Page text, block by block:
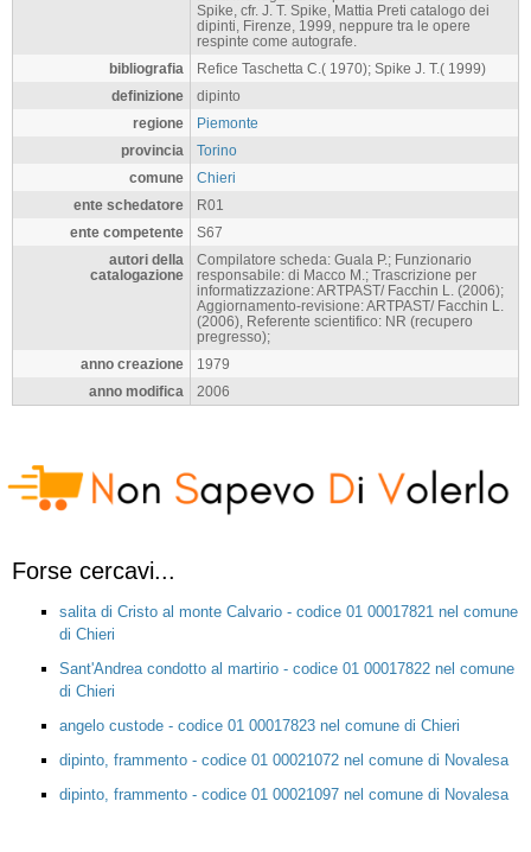
Spike, cfr. J. T. Spike, Mattia Preti catalogo dei
dipinti, Firenze, 1999, neppure tra le opere
respinte come autografe.
bibliografia
Refice Taschetta C.( 1970); Spike J. T.( 1999)
definizione
dipinto
regione
Piemonte
provincia
Torino
comune
Chieri
ente schedatore
R01
ente competente
S67
autori della
catalogazione
Compilatore scheda: Guala P.; Funzionario
responsabile: di Macco M.; Trascrizione per
informatizzazione: ARTPAST/ Facchin L. (2006);
Aggiornamento-revisione: ARTPAST/ Facchin L.
(2006), Referente scientifico: NR (recupero
pregresso);
anno creazione
1979
anno modifica
2006
Forse cercavi...
salita di Cristo al monte Calvario - codice 01 00017821 nel comune
di Chieri
Sant'Andrea condotto al martirio - codice 01 00017822 nel comune
di Chieri
angelo custode - codice 01 00017823 nel comune di Chieri
dipinto, frammento - codice 01 00021072 nel comune di Novalesa
dipinto, frammento - codice 01 00021097 nel comune di Novalesa